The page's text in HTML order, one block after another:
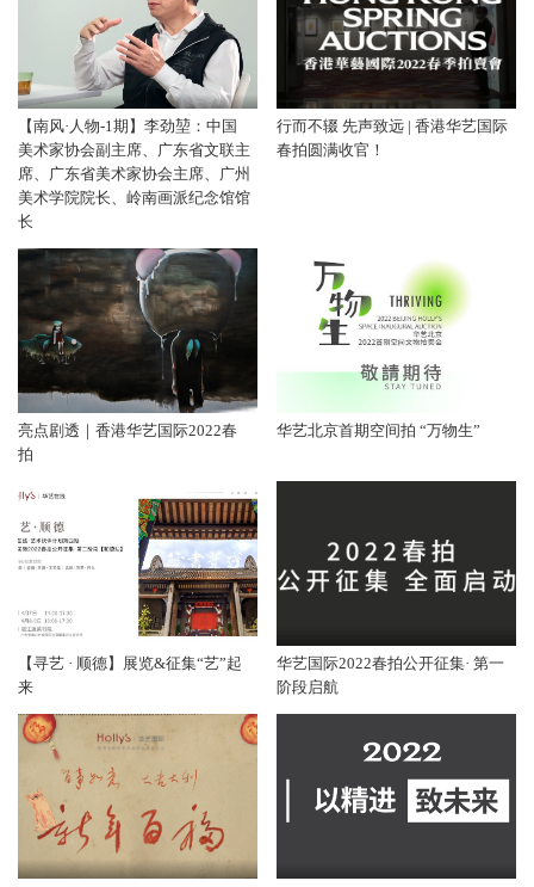
【南风·人物-1期】李劲堃：中国
美术家协会副主席、广东省文联主
席、广东省美术家协会主席、广州
美术学院院长、岭南画派纪念馆馆
长
行而不辍 先声致远 | 香港华艺国际
春拍圆满收官！
亮点剧透｜香港华艺国际2022春
拍
华艺北京首期空间拍 “万物生”
【寻艺 · 顺德】展览&征集“艺”起
来
华艺国际2022春拍公开征集· 第一
阶段启航